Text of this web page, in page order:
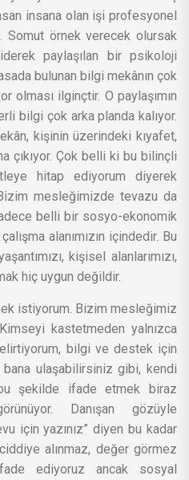
insana olan işi profesyonel
Somut örnek verecek olursak
paylaşılan bir psikoloji
bulunan bilgi mekânın çok
olması ilginçtir. O paylaşımın
bilgi çok arka planda kalıyor.
kişinin üzerindeki kıyafet,
çıkıyor. Çok belli ki bu bilinçli
hitap ediyorum diyerek
mesleğimizde tevazu da
belli bir sosyo-ekonomik
alanımızın içindedir. Bu
kişisel alanlarımızı,
hiç uygun değildir.
istiyorum. Bizim mesleğimiz
kastetmeden yalnızca
bilgi ve destek için
ulaşabilirsiniz gibi, kendi
şekilde ifade etmek biraz
Danışan gözüyle
için yazınız” diyen bu kadar
alınmaz, değer görmez
ediyoruz ancak sosyal